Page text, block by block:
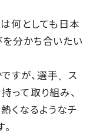
何としても日本
を分かち合いたい
すが、選手、ス
って取り組み、
くなるようなチ